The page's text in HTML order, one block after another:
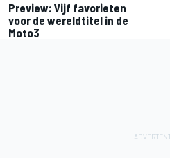
Preview: Vijf favorieten
voor de wereldtitel in de
Moto3